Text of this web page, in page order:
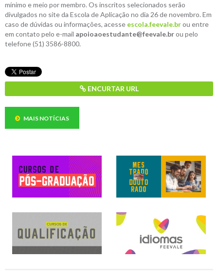
mínimo e meio por membro. Os inscritos selecionados serão
divulgados no site da Escola de Aplicação no dia 26 de novembro. Em
caso de dúvidas ou informações, acesse escola.feevale.brou entre
em contato pelo e-mail apoioaoestudante@feevale.brou pelo
telefone (51) 3586-8800.
ENCURTAR URL
MAIS NOTÍCIAS